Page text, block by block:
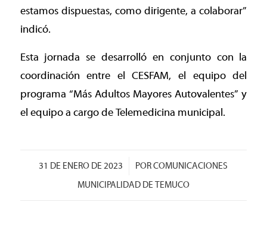
estamos dispuestas, como dirigente, a colaborar”
indicó.
Esta jornada se desarrolló en conjunto con la
coordinación entre el CESFAM, el equipo del
programa “Más Adultos Mayores Autovalentes” y
el equipo a cargo de Telemedicina municipal.
31 DE ENERO DE 2023
/ PORCOMUNICACIONES
MUNICIPALIDAD DE TEMUCO